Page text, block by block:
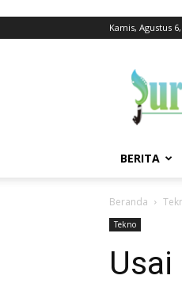
Kamis, Agustus
BERITA
Beranda
Tekno
Usai